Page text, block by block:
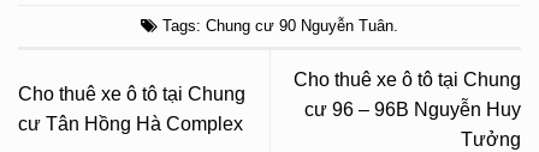
Tags: Chung cư 90 Nguyễn Tuân
Cho thuê xe ô tô tại Chung
cư Tân Hồng Hà Complex
Cho thuê xe ô tô tại Chung
cư 96 – 96B Nguyễn Huy
Tưởng